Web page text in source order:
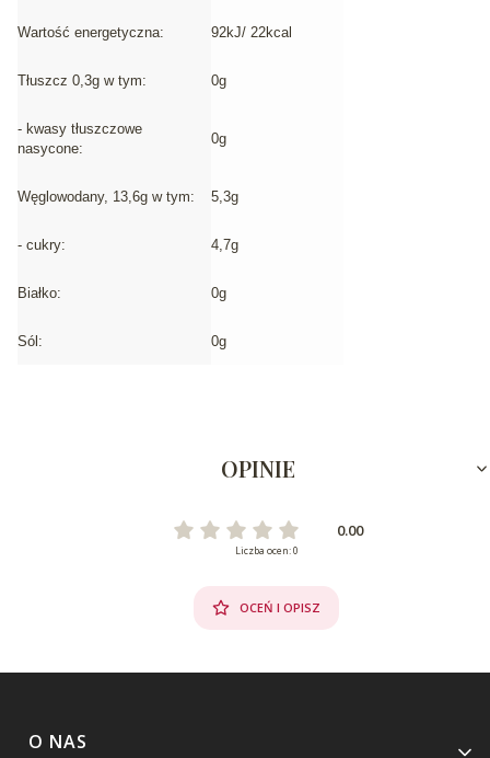
Wartość energetyczna: 92kJ/ 22kcal
Tłuszcz 0,3g w tym: 0g
- kwasy tłuszczowe
nasycone:
0g
Węglowodany, 13,6g w tym: 5,3g
- cukry: 4,7g
Białko: 0g
Sól: 0g
OPINIE
0.00
Liczba ocen: 0
OCEŃ I OPISZ
Linki w stopce
O NAS